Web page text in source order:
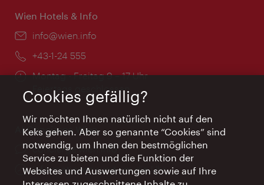
Wien Hotels & Info
Email:
info@wien.info
Telefon:
+43-1-24 555
Öffnungszeiten:
Montag - Freitag 9 – 17 Uhr
Feiertags geschlossen
AI Concierge Wien
Ort:
concierge.wien.info
Öffnungszeiten:
Informationen rund um die Uhr
Cookies gefällig?
Wir möchten Ihnen natürlich nicht auf den
Keks gehen. Aber so genannte “Cookies” sind
notwendig, um Ihnen den bestmöglichen
Service zu bieten und die Funktion der
Websites und Auswertungen sowie auf Ihre